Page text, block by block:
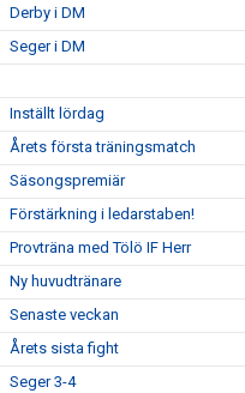
Derby i DM
Seger i DM
Inställt lördag
Årets första träningsmatch
Säsongspremiär
Förstärkning i ledarstaben!
Provträna med Tölö IF Herr
Ny huvudtränare
Senaste veckan
Årets sista fight
Seger 3-4